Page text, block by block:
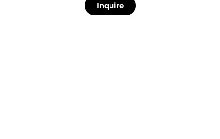
Inquire